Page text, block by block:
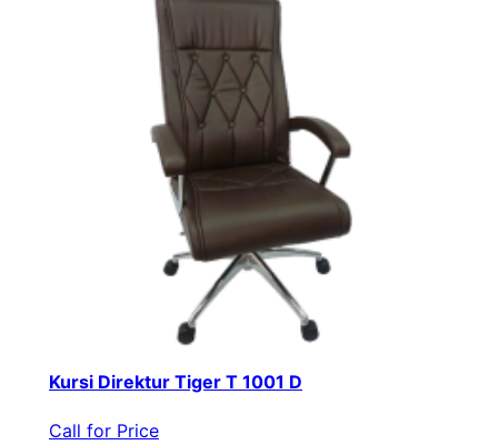
Kursi Direktur Tiger T 1001 D
Call for Price